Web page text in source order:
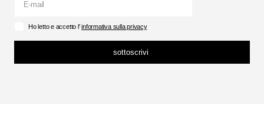
Ho letto e accetto l'informativa sulla privacy
sottoscrivi